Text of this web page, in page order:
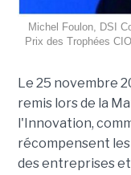
Michel Foulon, DSI
Prix des Trophées
Le 25 novembre
remis lors de la
l'Innovation,
récompensent
des entreprises